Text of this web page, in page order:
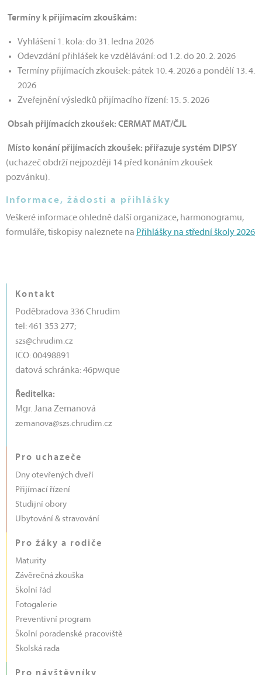
Termíny k přijímacím zkouškám:
Vyhlášení 1. kola: do 31. ledna 2026
Odevzdání přihlášek ke vzdělávání: od 1.2. do 20. 2. 2026
Termíny přijímacích zkoušek: pátek 10. 4. 2026 a pondělí 13. 4.
2026
Zveřejnění výsledků přijímacího řízení: 15. 5. 2026
Obsah přijímacích zkoušek: CERMAT MAT/ČJL
Místo konání přijímacích zkoušek: přiřazuje systém DIPSY
(uchazeč obdrží nejpozději 14 před konáním zkoušek
pozvánku).
Informace, žádosti a přihlášky
Veškeré informace ohledně další organizace, harmonogramu,
formuláře, tiskopisy naleznete na Přihlášky na střední školy 2026
Kontakt
Poděbradova 336 Chrudim
tel: 461 353 277;
szs@chrudim.cz
IČO: 00498891
datová schránka: 46pwque
Ředitelka:
Mgr. Jana Zemanová
zemanova@szs.chrudim.cz
Pro uchazeče
Dny otevřených dveří
Přijímací řízení
Studijní obory
Ubytování & stravování
Pro žáky a rodiče
Maturity
Závěrečná zkouška
Školní řád
Fotogalerie
Preventivní program
Školní poradenské pracoviště
Školská rada